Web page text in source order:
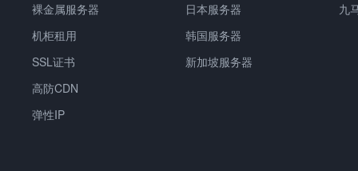
裸金属服务器
机柜租用
SSL证书
高防CDN
弹性IP
日本服务器
韩国服务器
新加坡服务器
九